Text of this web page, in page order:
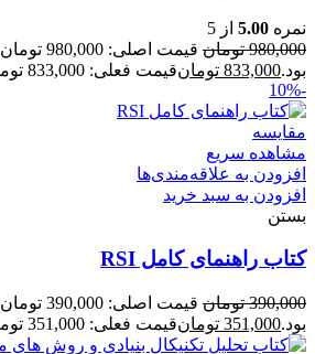
نمره 5.00 از 5
980,000 تومان
قیمت اصلی: 980,000 تومان
بود.833,000 تومانقیمت فعلی: 833,000 تومان.
-10%
مقایسه
مشاهده سریع
افزودن به علاقه‌مندی‌ها
افزودن به سبد خرید
بستن
کتاب راهنمای کامل RSI
390,000 تومان
قیمت اصلی: 390,000 تومان
بود.351,000 تومانقیمت فعلی: 351,000 تومان.